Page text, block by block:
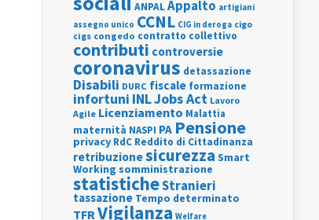
ANPALAppalto artigiani
assegno unico CCNL CIG in deroga cigo
cigs congedo contratto collettivo
contributi controversie
coronavirus detassazione
Disabili DURC fiscale formazione
infortuni INLJobs Act Lavoro
Agile Licenziamento Malattia
maternità NASPI PA Pensione
privacy RdC Reddito di Cittadinanza
retribuzionesicurezza Smart
Working somministrazione
statisticheStranieri
tassazione Tempo determinato
TFRVigilanza Welfare